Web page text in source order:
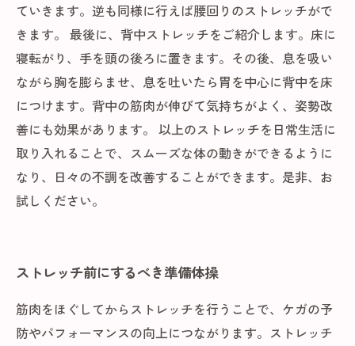
ていきます。逆も同様に行えば腰回りのストレッチがで
きます。 最後に、背中ストレッチをご紹介します。床に
寝転がり、手を頭の後ろに置きます。その後、息を吸い
ながら胸を膨らませ、息を吐いたら胃を中心に背中を床
につけます。背中の筋肉が伸びて気持ちがよく、姿勢改
善にも効果があります。 以上のストレッチを日常生活に
取り入れることで、スムーズな体の動きができるように
なり、日々の不調を改善することができます。是非、お
試しください。
ストレッチ前にするべき準備体操
筋肉をほぐしてからストレッチを行うことで、ケガの予
防やパフォーマンスの向上につながります。ストレッチ